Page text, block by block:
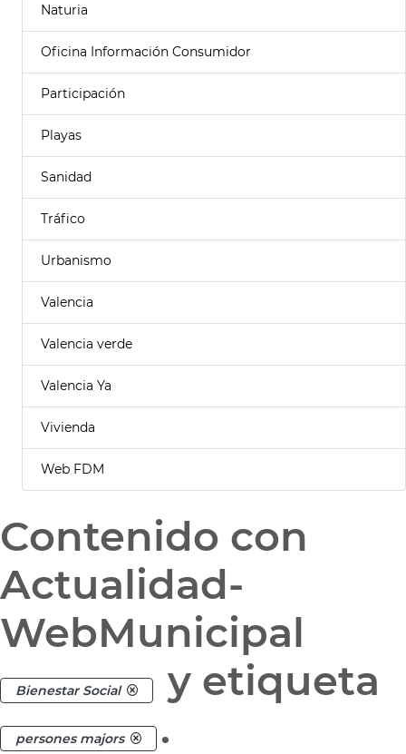
Naturia
Oficina Información Consumidor
Participación
Playas
Sanidad
Tráfico
Urbanismo
Valencia
Valencia verde
Valencia Ya
Vivienda
Web FDM
Contenido con
Actualidad-
WebMunicipal
Bienestar Social y etiqueta
persones majors .